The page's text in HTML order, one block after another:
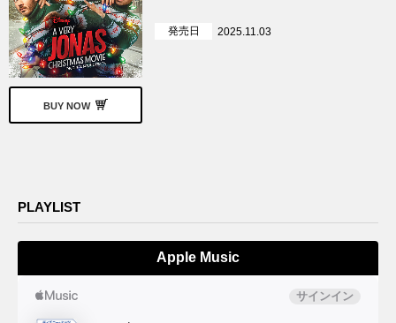
BUY NOW
発売日 2025.11.03
PLAYLIST
Apple Music